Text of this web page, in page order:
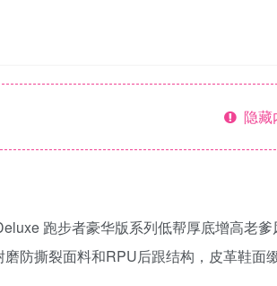
隐藏
跑步者豪华版系列低帮厚底增高老
防撕裂面料和RPU后跟结构，皮革鞋